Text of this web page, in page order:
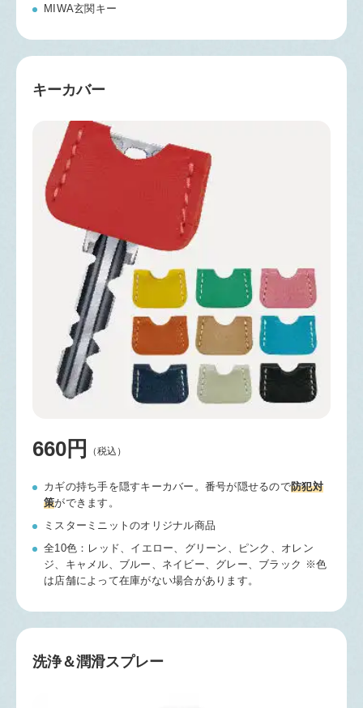
MIWA玄関キー
キーカバー
660円 （税込）
カギの持ち手を隠すキーカバー。番号が隠せるので防犯対
策ができます。
ミスターミニットのオリジナル商品
全10色：レッド、イエロー、グリーン、ピンク、オレン
ジ、キャメル、ブルー、ネイビー、グレー、ブラック ※色
は店舗によって在庫がない場合があります。
洗浄＆潤滑スプレー​